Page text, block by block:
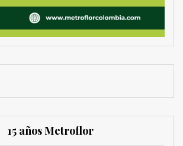
15 años Metroflor